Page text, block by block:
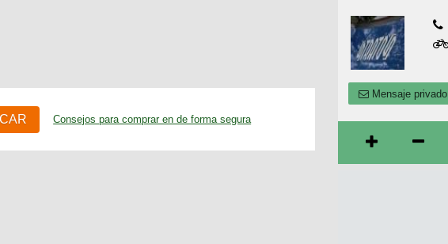
Consejos para comprar en de forma segura
Mensaje privado